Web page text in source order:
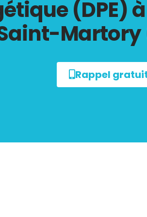
(DPE)
Martory
Rappel